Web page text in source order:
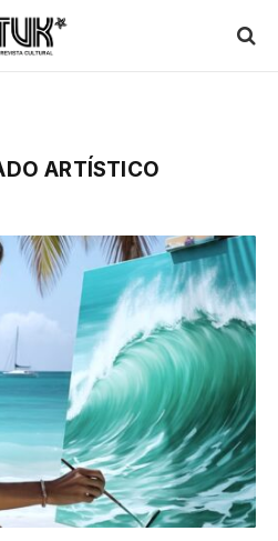
ARTÍSTICO